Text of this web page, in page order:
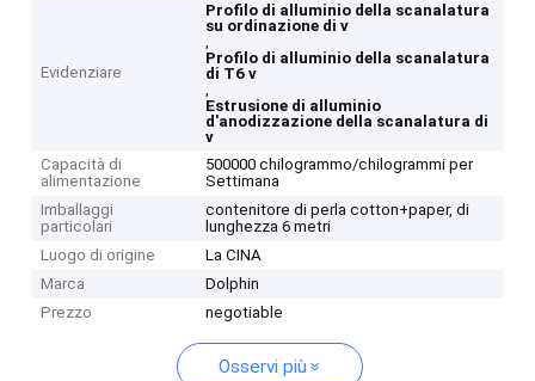
Evidenziare
Profilo di alluminio della scanalatura
su ordinazione di v
,
Profilo di alluminio della scanalatura
di T6 v
,
Estrusione di alluminio
d'anodizzazione della scanalatura di
v
Capacità di
alimentazione
500000 chilogrammo/chilogrammi per
Settimana
Imballaggi
particolari
contenitore di perla cotton+paper, di
lunghezza 6 metri
Luogo di origine
La CINA
Marca
Dolphin
Prezzo
negotiable
Osservi più